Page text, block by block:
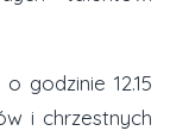
godzinie 12.15
i chrzestnych